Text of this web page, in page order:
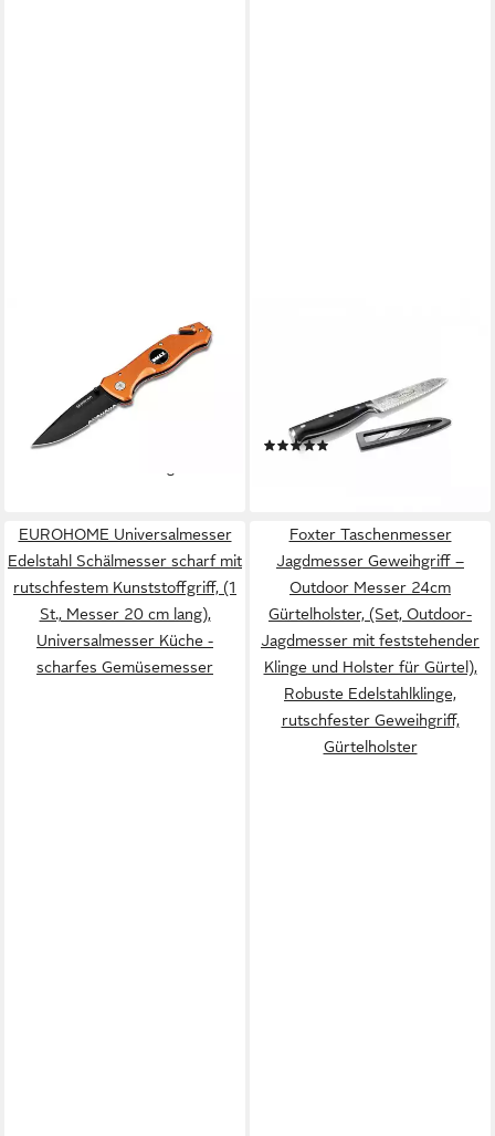
Universalmesser DMAX
Rettungsmesser Medic
Gurtschneider Glasbrecher
mit Clip
22,68 €
Allzweckmesser (13 cm), aus
Edelstahl mit Wellenschnitt
(2)
EUROHOME Universalmesser
Edelstahl Schälmesser scharf mit
rutschfestem Kunststoffgriff, (1
St., Messer 20 cm lang),
Universalmesser Küche -
scharfes Gemüsemesser
Foxter Taschenmesser
Jagdmesser Geweihgriff –
Outdoor Messer 24cm
Gürtelholster, (Set, Outdoor-
Jagdmesser mit feststehender
Klinge und Holster für Gürtel),
Robuste Edelstahlklinge,
rutschfester Geweihgriff,
Gürtelholster